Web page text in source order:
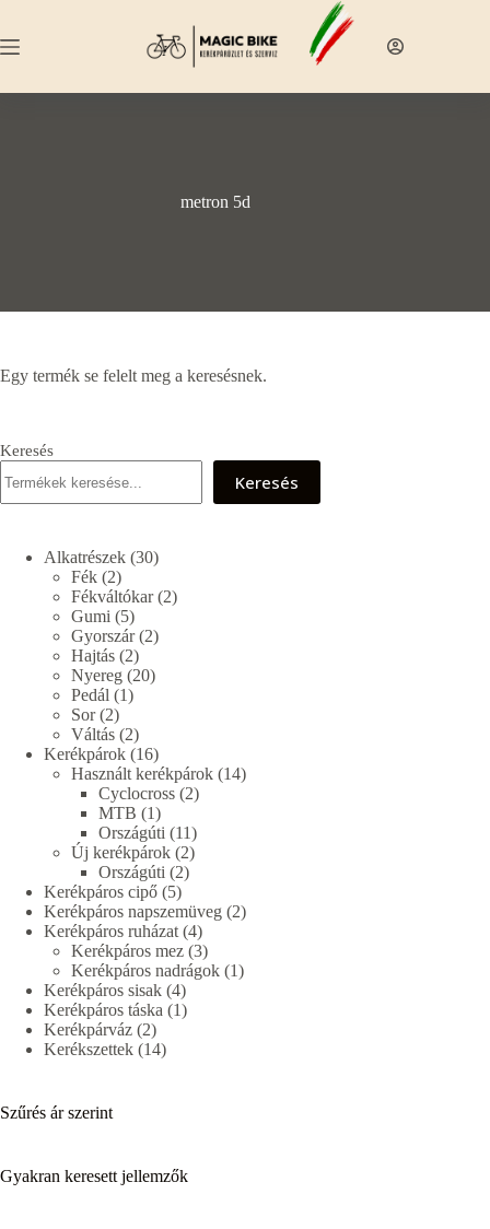
content
metron 5d
Egy termék se felelt meg a keresésnek.
Keresés
Keresés
Alkatrészek 3030
Fék 22
termék
Fékváltókar 22
Gumi 55
termék
Gyorszár 22
Hajtás 22
termék
Nyereg 2020
Pedál 11
Sor 22
termék
Váltás 22
termék
Kerékpárok 1616
termék
Használt kerékpárok 1414
Cyclocross 22
MTB 11
termék
Országúti 1111
termék
Új kerékpárok 22
termék
Országúti 22
Kerékpáros cipő 55
termék
Kerékpáros napszemüveg 22
Kerékpáros ruházat 44
termék
Kerékpáros mez 33
termék
Kerékpáros nadrágok 11
Kerékpáros sisak 44
termék
Kerékpáros táska 11
Kerékpárváz 22
termék
Kerékszettek 1414
Szűrés ár szerint
Gyakran keresett jellemzők